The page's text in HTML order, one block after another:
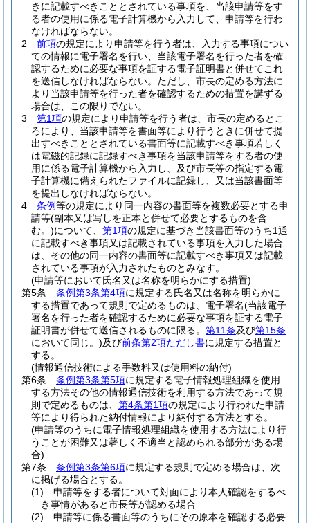
きに記載すべきこととされている事項を、当該申請等をす
る者の使用に係る電子計算機から入力して、申請等を行わ
なければならない。
2
前項の規定により申請等を行う者は、入力する事項につい
ての情報に電子署名を行い、当該電子署名を行った者を確
認するために必要な事項を証する電子証明書と併せてこれ
を送信しなければならない。 ただし、市長の定める方法に
より当該申請等を行った者を確認するための措置を講ずる
場合は、この限りでない。
3
第1項の規定により申請等を行う者は、市長の定めるとこ
ろにより、当該申請等を書面等により行うときに併せて提
出すべきこととされている書面等に記載すべき事項若しく
は電磁的記録に記録すべき事項を当該申請等をする者の使
用に係る電子計算機から入力し、及び市長等の指定する電
子計算機に備えられたファイルに記録し、又は当該書面等
を提出しなければならない。
4
条例等の規定により同一内容の書面等を複数必要とする申
請等(副本又は写しを正本と併せて必要とするものを含
む。)について、 第1項の規定に基づき当該書面等のうち1通
に記載すべき事項又は記載されている事項を入力した場合
は、その他の同一内容の書面等に記載すべき事項又は記載
されている事項が入力されたものとみなす。
(申請等において氏名又は名称を明らかにする措置)
第5条
条例第3条第4項に規定する氏名又は名称を明らかに
する措置であって規則で定めるものは、電子署名(当該電子
署名を行った者を確認するために必要な事項を証する電子
証明書が併せて送信されるものに限る。 第11条及び第15条
において同じ。)及び前条第2項ただし書に規定する措置と
する。
(情報通信技術による手数料又は使用料の納付)
第6条
条例第3条第5項に規定する電子情報処理組織を使用
する方法その他の情報通信技術を利用する方法であって規
則で定めるものは、 第4条第1項の規定により行われた申請
等により得られた納付情報により納付する方法とする。
(申請等のうちに電子情報処理組織を使用する方法により行
うことが困難又は著しく不適当と認められる部分がある場
合)
第7条
条例第3条第6項に規定する規則で定める場合は、次
に掲げる場合とする。
(1)
申請等をする者について対面により本人確認をするべ
き事情があると市長等が認める場合
(2)
申請等に係る書面等のうちにその原本を確認する必要